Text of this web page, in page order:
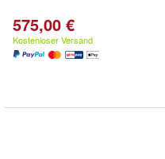
575,00 €
Kostenloser Versand